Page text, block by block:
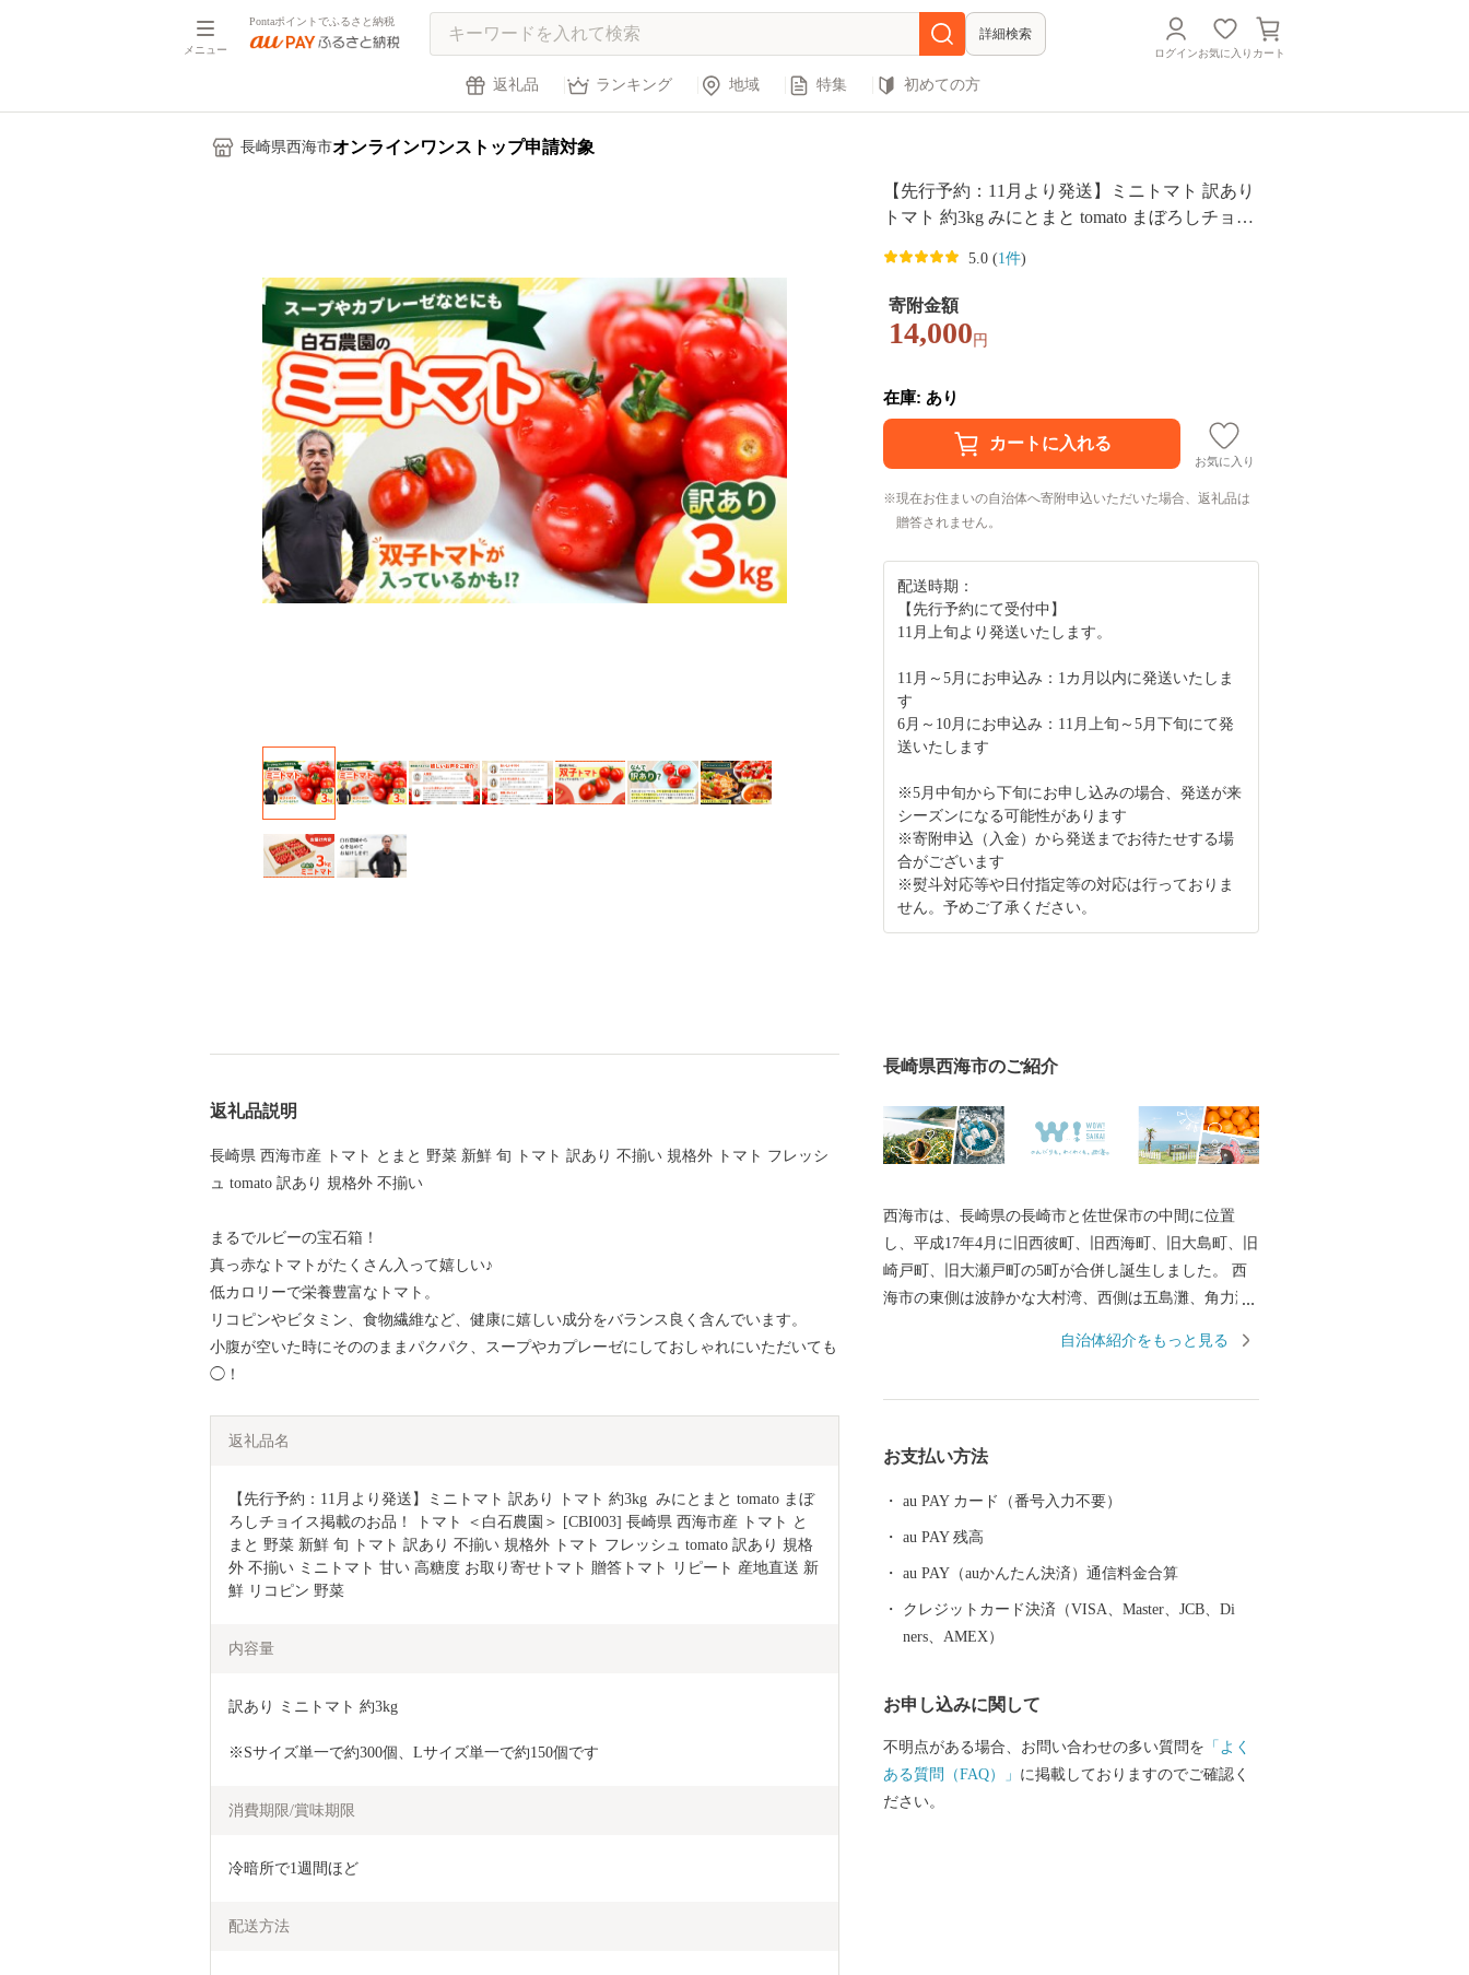
メニュー
Pontaポイントでふるさと納税
詳細検索
ログインお気に入り カート
返礼品 ランキング 地域 特集 初めての方
長崎県西海市オンラインワンストップ申請対象
【先行予約：11月より発送】ミニトマト 訳あり
トマト 約3kg みにとまと tomato まぼろしチョイ
長崎県 西海市産 トマト とまと 野菜 新鮮 旬 ト
マト 訳あり 不揃い 規格外 トマト フレッシュ to
mato 訳あり 規格外 不揃い ミニトマト 甘い 高糖
度 お取り寄せトマト 贈答トマト リピート 産地
5.0 (1件)
寄附金額
14,000 円
在庫: あり
お気に入り
現在お住まいの自治体へ寄附申込いただいた場合、返礼品は
贈答されません。
配送時期：
【先行予約にて受付中】
11月上旬より発送いたします。
11月～5月にお申込み：1カ月以内に発送いたしま
す
6月～10月にお申込み：11月上旬～5月下旬にて発
送いたします
※5月中旬から下旬にお申し込みの場合、発送が来
シーズンになる可能性があります
※寄附申込（入金）から発送までお待たせする場
合がございます
※熨斗対応等や日付指定等の対応は行っておりま
せん。予めご了承ください。
返礼品説明
長崎県 西海市産 トマト とまと 野菜 新鮮 旬 トマト 訳あり 不揃い 規格外 トマト フレッシ
ュ tomato 訳あり 規格外 不揃い
まるでルビーの宝石箱！
真っ赤なトマトがたくさん入って嬉しい♪
低カロリーで栄養豊富なトマト。
リコピンやビタミン、食物繊維など、健康に嬉しい成分をバランス良く含んでいます。
小腹が空いた時にそののままパクパク、スープやカプレーゼにしておしゃれにいただいても
◯！
返礼品名
【先行予約：11月より発送】ミニトマト 訳あり トマト 約3kg  みにとまと tomato まぼ
ろしチョイス掲載のお品！ トマト ＜白石農園＞ [CBI003] 長崎県 西海市産 トマト と
まと 野菜 新鮮 旬 トマト 訳あり 不揃い 規格外 トマト フレッシュ tomato 訳あり 規格
外 不揃い ミニトマト 甘い 高糖度 お取り寄せトマト 贈答トマト リピート 産地直送 新
鮮 リコピン 野菜
内容量
訳あり ミニトマト 約3kg
※Sサイズ単一で約300個、Lサイズ単一で約150個です
消費期限/賞味期限
冷暗所で1週間ほど
配送方法
長崎県西海市のご紹介
西海市は、長崎県の長崎市と佐世保市の中間に位置
し、平成17年4月に旧西彼町、旧西海町、旧大島町、旧
崎戸町、旧大瀬戸町の5町が合併し誕生しました。 西
海市の東側は波静かな大村湾、西側は五島灘、角力灘
島々を有しています。 また、西海国立公園、大村湾県
山の幸がたくさんあり、「みかん」や「ゆで干し大
根」、「伊勢海老」や「ゑべすタコ」、「うず潮カ
くとろける美味しさの「原口みかん」や大村湾で育っ
た旨みたっぷりの「うず潮カキ」や「伊勢海老」が有
自治体紹介をもっと見る
お支払い方法
au PAY カード（番号入力不要）
au PAY 残高
au PAY（auかんたん決済）通信料金合算
クレジットカード決済（VISA、Master、JCB、Di
ners、AMEX）
お申し込みに関して
不明点がある場合、お問い合わせの多い質問を 「よく
ある質問（FAQ）」 に掲載しておりますのでご確認く
ださい。